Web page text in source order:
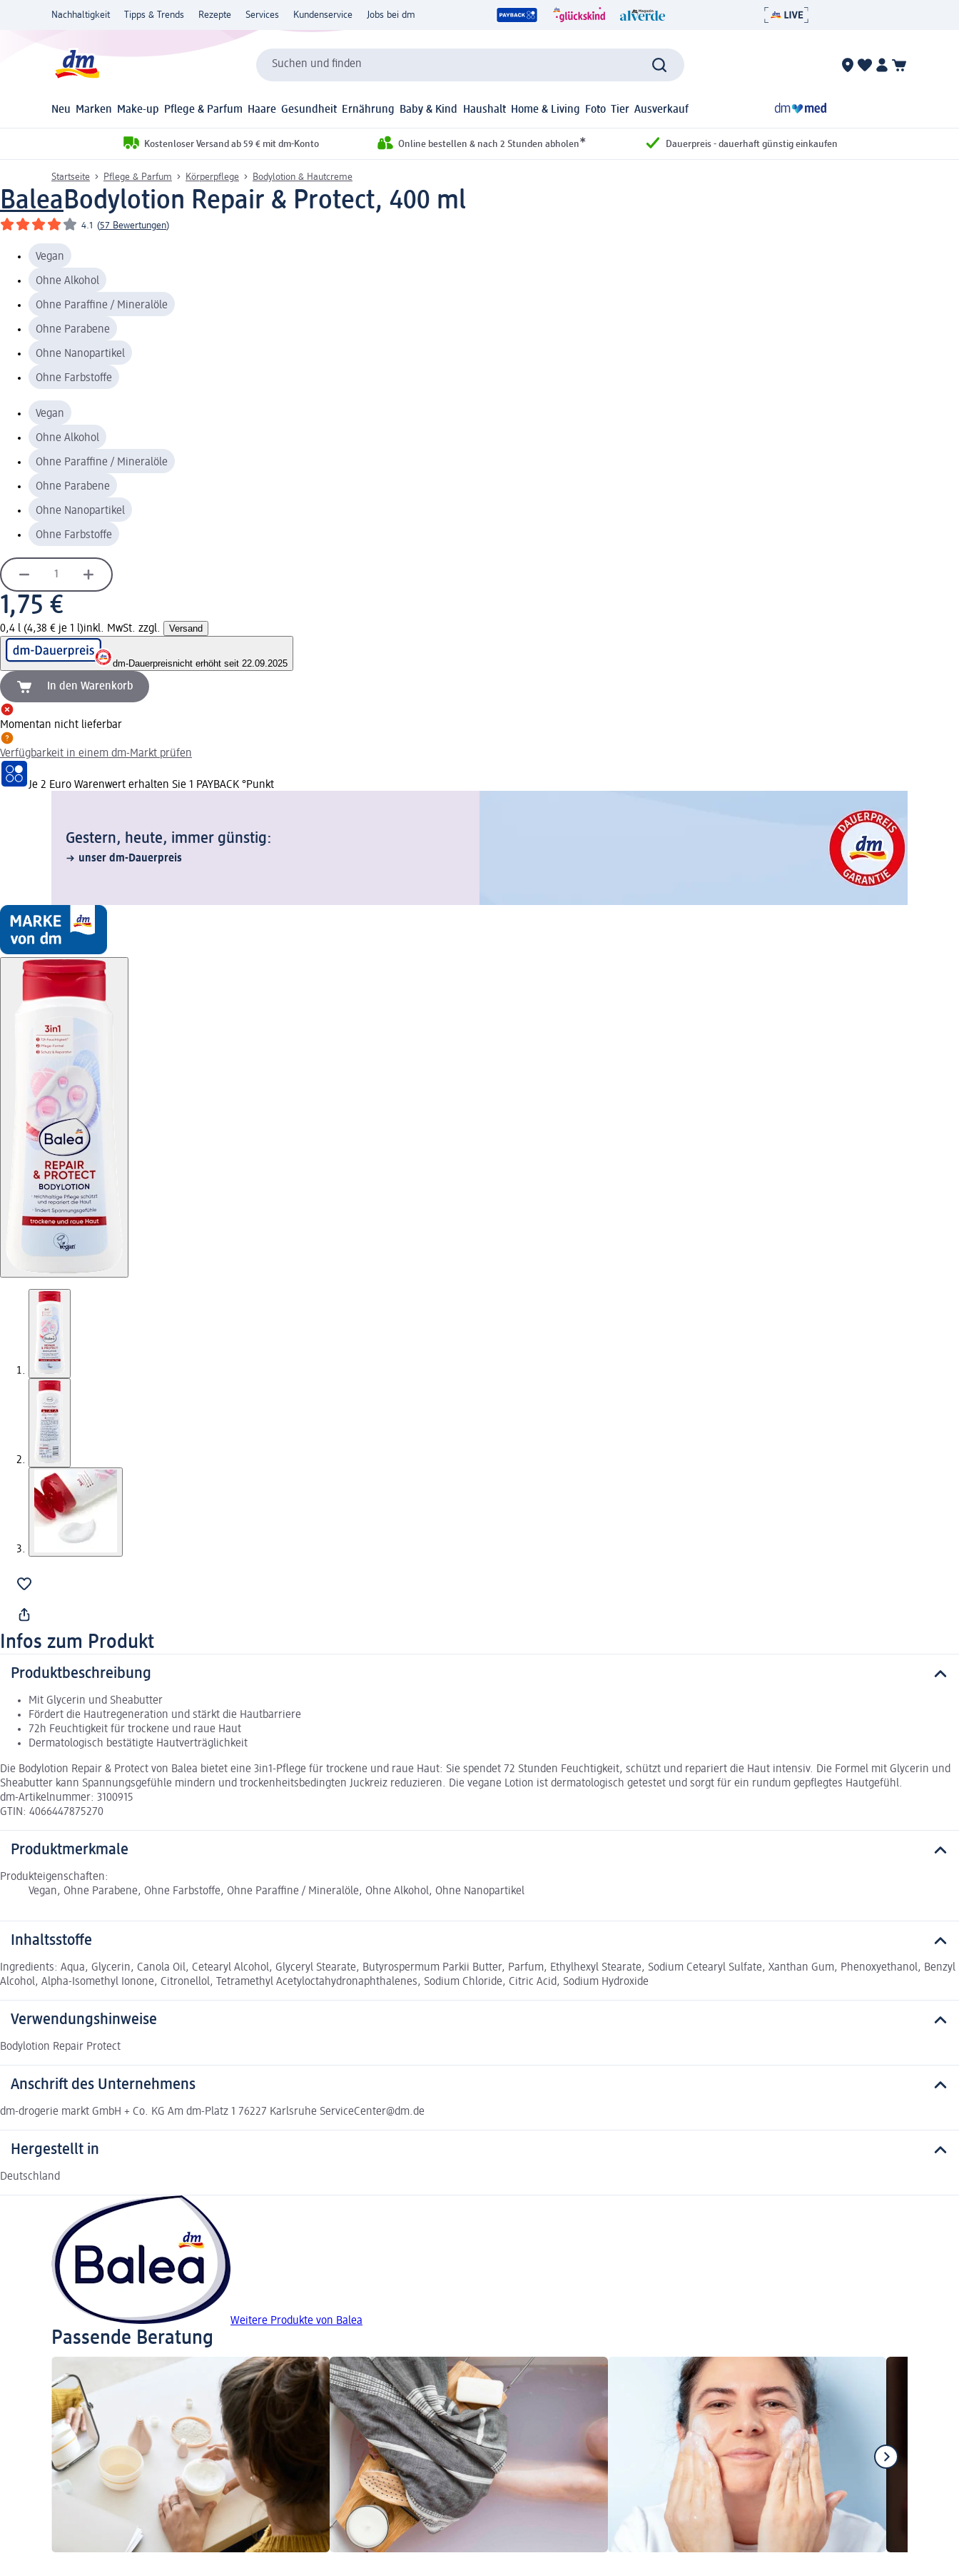
Nachhaltigkeit Tipps & Trends Rezepte Services Kundenservice Jobs bei dm
Suchen und finden
Neu Marken Make-up Pflege & Parfum Haare Gesundheit Ernährung Baby & Kind Haushalt Home & Living Foto Tier Ausverkauf
Kostenloser Versand ab 59 € mit dm-Konto Online bestellen & nach 2 Stunden abholen* Dauerpreis - dauerhaft günstig einkaufen
Startseite Pflege & Parfum Körperpflege Bodylotion & Hautcreme
BaleaBodylotion Repair & Protect, 400 ml
4.1 (57 Bewertungen)
Vegan
Ohne Alkohol
Ohne Paraffine / Mineralöle
Ohne Parabene
Ohne Nanopartikel
Ohne Farbstoffe
Vegan
Ohne Alkohol
Ohne Paraffine / Mineralöle
Ohne Parabene
Ohne Nanopartikel
Ohne Farbstoffe
1,75 €
0,4 l (4,38 € je 1 l)inkl. MwSt. zzgl. Versand
dm-Dauerpreisnicht erhöht seit 22.09.2025
In den Warenkorb
Momentan nicht lieferbar
Verfügbarkeit in einem dm-Markt prüfen
Je 2 Euro Warenwert erhalten Sie 1 PAYBACK °Punkt
Gestern, heute, immer günstig:
unser dm-Dauerpreis
Infos zum Produkt
Produktbeschreibung
Mit Glycerin und Sheabutter
Fördert die Hautregeneration und stärkt die Hautbarriere
72h Feuchtigkeit für trockene und raue Haut
Dermatologisch bestätigte Hautverträglichkeit
Die Bodylotion Repair & Protect von Balea bietet eine 3in1-Pflege für trockene und raue Haut: Sie spendet 72 Stunden Feuchtigkeit, schützt und repariert die Haut intensiv. Die Formel mit Glycerin und
Sheabutter kann Spannungsgefühle mindern und trockenheitsbedingten Juckreiz reduzieren. Die vegane Lotion ist dermatologisch getestet und sorgt für ein rundum gepflegtes Hautgefühl.
dm-Artikelnummer: 3100915
GTIN: 4066447875270
Produktmerkmale
Produkteigenschaften:
Vegan, Ohne Parabene, Ohne Farbstoffe, Ohne Paraffine / Mineralöle, Ohne Alkohol, Ohne Nanopartikel
Inhaltsstoffe
Ingredients: Aqua, Glycerin, Canola Oil, Cetearyl Alcohol, Glyceryl Stearate, Butyrospermum Parkii Butter, Parfum, Ethylhexyl Stearate, Sodium Cetearyl Sulfate, Xanthan Gum, Phenoxyethanol, Benzyl
Alcohol, Alpha-Isomethyl Ionone, Citronellol, Tetramethyl Acetyloctahydronaphthalenes, Sodium Chloride, Citric Acid, Sodium Hydroxide
Verwendungshinweise
Bodylotion Repair Protect
Anschrift des Unternehmens
dm-drogerie markt GmbH + Co. KG Am dm-Platz 1 76227 Karlsruhe ServiceCenter@dm.de
Hergestellt in
Deutschland
Weitere Produkte von Balea
Passende Beratung